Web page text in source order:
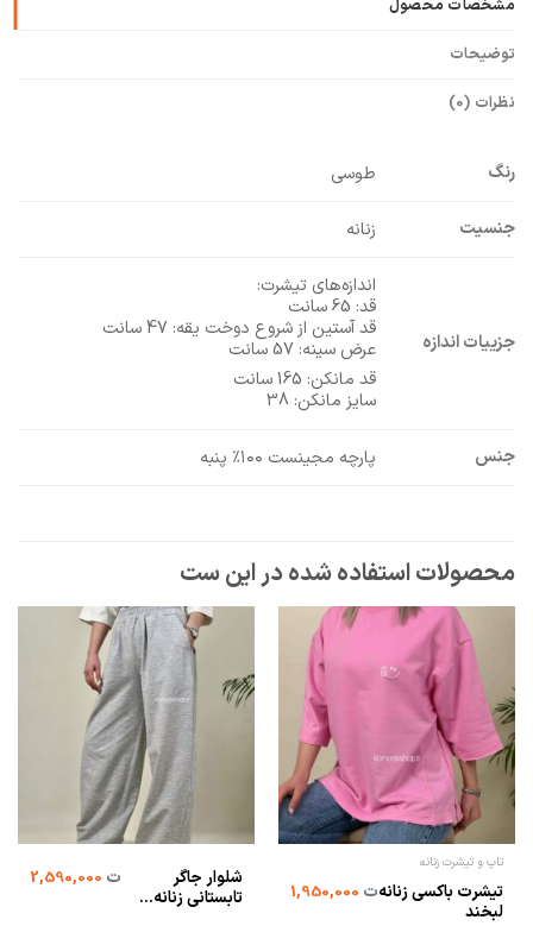
مشخصات محصول
توضیحات
نظرات (0)
رنگ طوسی
جنسیت زنانه
جزییات اندازه
اندازه‌های تیشرت:
قد: 65 سانت
قد آستین از شروع دوخت یقه: 47 سانت
عرض سینه: 57 سانت
قد مانکن: 165 سانت
سایز مانکن: 38
جنس پارچه مجینست ۱۰۰٪ پنبه
تاپ و تیشرت زنانه
تیشرت باکسی زنانه
لبخند
ت1,950,000
شلوار جاگر
تابستانی زنانه...
ت2,590,000